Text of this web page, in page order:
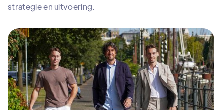
strategie en uitvoering.